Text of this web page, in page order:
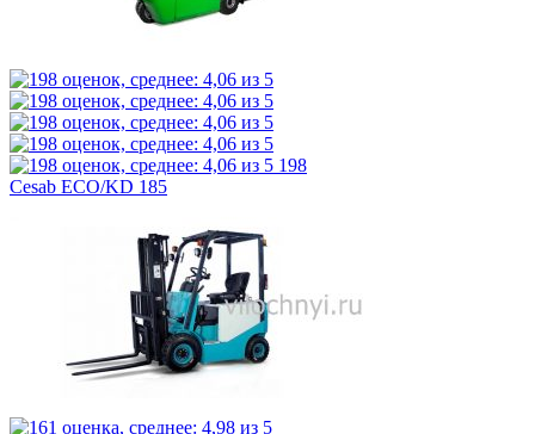
198
Cesab ECO/KD 185